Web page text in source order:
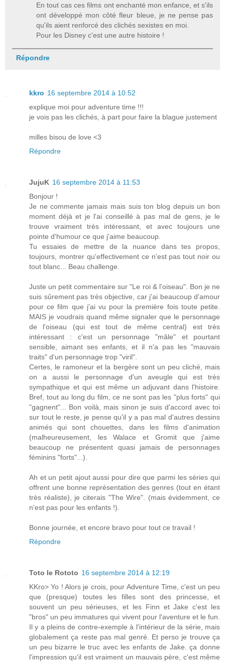
En tout cas ces films ont enchanté mon enfance, et s'ils
ont développé mon côté fleur bleue, je ne pense pas
qu'ils aient renforcé des clichés sexistes en moi.
Pour les Disney c'est une autre histoire !
Répondre
kkro 16 septembre 2014 à 10:52
explique moi pour adventure time !!!
je vois pas les clichés, à part pour faire la blague justement
milles bisou de love <3
Répondre
JujuK 16 septembre 2014 à 11:53
Bonjour !
Je ne commente jamais mais suis ton blog depuis un bon
moment déjà et je l'ai conseillé à pas mal de gens, je le
trouve vraiment très intéressant, et avec toujours une
pointe d'humour ce que j'aime beaucoup.
Tu essaies de mettre de la nuance dans tes propos,
toujours, montrer qu'effectivement ce n'est pas tout noir ou
tout blanc... Beau challenge.
Juste un petit commentaire sur "Le roi & l'oiseau". Bon je ne
suis sûrement pas très objective, car j'ai beaucoup d'amour
pour ce film que j'ai vu pour la première fois toute petite.
MAIS je voudrais quand même signaler que le personnage
de l'oiseau (qui est tout de même central) est très
intéressant : c'est un personnage "mâle" et pourtant
sensible, aimant ses enfants, et il n'a pas les "mauvais
traits" d'un personnage trop "viril".
Certes, le ramoneur et la bergère sont un peu cliché, mais
on a aussi le personnage d'un aveugle qui est très
sympathique et qui est même un adjuvant dans l'histoire.
Bref, tout au long du film, ce ne sont pas les "plus forts" qui
"gagnent"... Bon voilà, mais sinon je suis d'accord avec toi
sur tout le reste, je pense qu'il y a pas mal d'autres dessins
animés qui sont chouettes, dans les films d'animation
(malheureusement, les Walace et Gromit que j'aime
beaucoup ne présentent quasi jamais de personnages
féminins "forts"...).
Ah et un petit ajout aussi pour dire que parmi les séries qui
offrent une bonne représentation des genres (tout en étant
très réaliste), je citerais "The Wire". (mais évidemment, ce
n'est pas pour les enfants !).
Bonne journée, et encore bravo pour tout ce travail !
Répondre
Toto le Rototo 16 septembre 2014 à 12:19
KKro> Yo ! Alors je crois, pour Adventure Time, c'est un peu
que (presque) toutes les filles sont des princesse, et
souvent un peu sérieuses, et les Finn et Jake c'est les
"bros" un peu immatures qui vivent pour l'aventure et le fun.
Il y a pleins de contre-exemple à l'intérieur de la série, mais
globalement ça reste pas mal genré. Et perso je trouve ça
un peu bizarre le truc avec les enfants de Jake. ça donne
l'impression qu'il est vraiment un mauvais père, c'est même